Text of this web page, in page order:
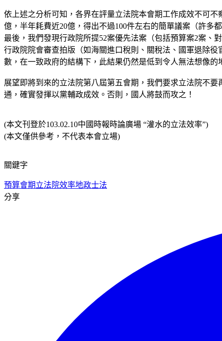
依上述之分析可知，各界在評量立法院本會期工作成效不可
億，半年耗費近20億，得出不過100件左右的簡單議案（許多
最後，我們發現行政院所提52案優先法案（包括預算案2案、
行政院院會審查拍版（如海關進口稅則、關稅法、國軍退除
數，在一致政府的結構下，此結果仍然是低到令人無法想像
展望即將到來的立法院第八屆第五會期，我們要求立法院不
通，確實發揮以黨輔政成效。否則，國人將鼓而攻之！
(本文刊登於103.02.10中國時報時論廣場 “灌水的立法效率”)
(本文僅供參考，不代表本會立場)
關鍵字
預算會期立法院效率地政士法
分享